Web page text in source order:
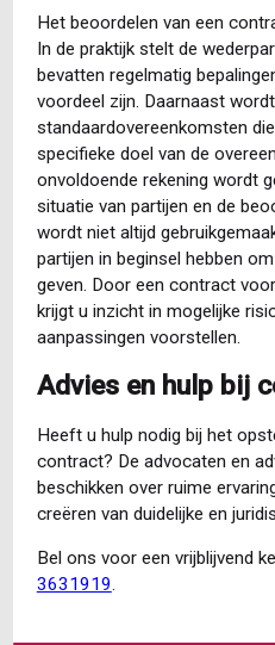
Het beoordelen van een
In de praktijk stelt de
bevatten regelmatig
voordeel zijn. Daarnaast
standaardovereenkomsten
specifieke doel van de
onvoldoende rekening wordt
situatie van partijen en de
wordt niet altijd
partijen in beginsel hebben
geven. Door een contract
krijgt u inzicht in mogelijke
aanpassingen voorstellen.
Advies en hulp bij
Heeft u hulp nodig bij het
contract? De advocaten en
beschikken over ruime
creëren van duidelijke en
Bel ons voor een vrijblijvend
3631919.